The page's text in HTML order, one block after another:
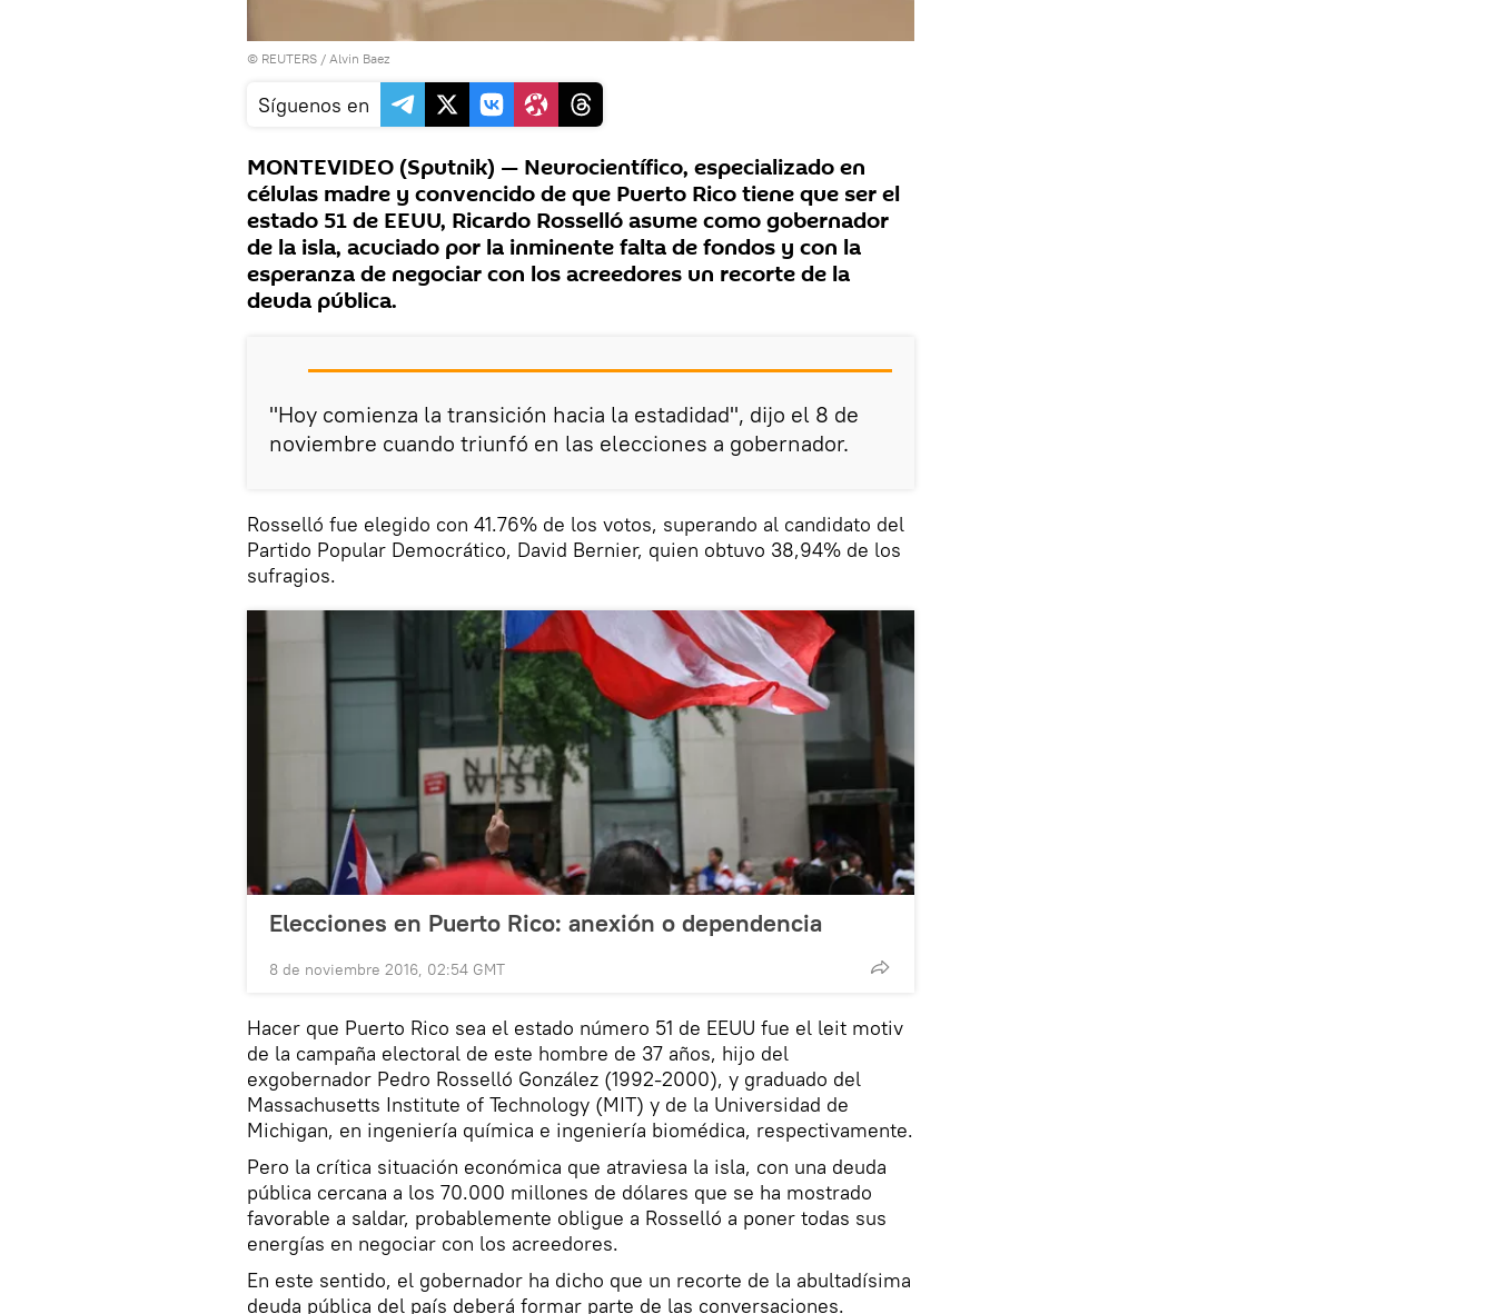
© REUTERS / Alvin Baez
Síguenos en
MONTEVIDEO (Sputnik) — Neurocientífico, especializado en
células madre y convencido de que Puerto Rico tiene que ser el
estado 51 de EEUU, Ricardo Rosselló asume como gobernador
de la isla, acuciado por la inminente falta de fondos y con la
esperanza de negociar con los acreedores un recorte de la
deuda pública.
"Hoy comienza la transición hacia la estadidad", dijo el 8 de
noviembre cuando triunfó en las elecciones a gobernador.
Rosselló fue elegido con 41.76% de los votos, superando al candidato del
Partido Popular Democrático, David Bernier, quien obtuvo 38,94% de los
sufragios.
Elecciones en Puerto Rico: anexión o dependencia
8 de noviembre 2016, 02:54 GMT
Hacer que Puerto Rico sea el estado número 51 de EEUU fue el leit motiv
de la campaña electoral de este hombre de 37 años, hijo del
exgobernador Pedro Rosselló González (1992-2000), y graduado del
Massachusetts Institute of Technology (MIT) y de la Universidad de
Michigan, en ingeniería química e ingeniería biomédica, respectivamente.
Pero la crítica situación económica que atraviesa la isla, con una deuda
pública cercana a los 70.000 millones de dólares que se ha mostrado
favorable a saldar, probablemente obligue a Rosselló a poner todas sus
energías en negociar con los acreedores.
En este sentido, el gobernador ha dicho que un recorte de la abultadísima
deuda pública del país deberá formar parte de las conversaciones.